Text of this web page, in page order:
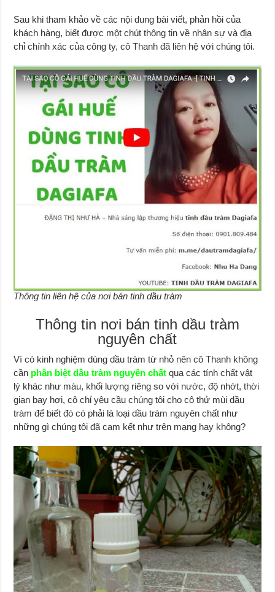
Sau khi tham khảo về các nội dung bài viết, phản hồi của
khách hàng, biết được một chút thông tin về nhân sự và địa
chỉ chính xác của công ty, cô Thanh đã liên hệ với chúng tôi.
Thông tin liên hệ của nơi bán tinh dầu tràm
Thông tin nơi bán tinh dầu tràm
nguyên chất
Vì có kinh nghiệm dùng dầu tràm từ nhỏ nên cô Thanh không
cần phân biệt dầu tràm nguyên chất qua các tính chất vật
lý khác như màu, khối lượng riêng so với nước, độ nhớt, thời
gian bay hơi, cô chỉ yêu cầu chúng tôi cho cô thử mùi dầu
tràm để biết đó có phải là loại dầu tràm nguyên chất như
những gì chúng tôi đã cam kết như trên mạng hay không?